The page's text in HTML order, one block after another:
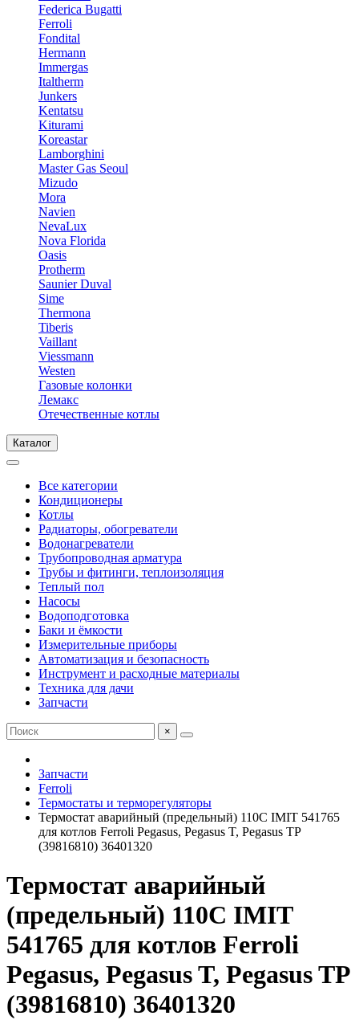
Federica Bugatti
Ferroli
Fondital
Hermann
Immergas
Italtherm
Junkers
Kentatsu
Kiturami
Koreastar
Lamborghini
Master Gas Seoul
Mizudo
Mora
Navien
NevaLux
Nova Florida
Oasis
Protherm
Saunier Duval
Sime
Thermona
Tiberis
Vaillant
Viessmann
Westen
Газовые колонки
Лемакс
Отечественные котлы
Каталог
Все категории
Кондиционеры
Котлы
Радиаторы, обогреватели
Водонагреватели
Трубопроводная арматура
Трубы и фитинги, теплоизоляция
Теплый пол
Насосы
Водоподготовка
Баки и ёмкости
Измерительные приборы
Автоматизация и безопасность
Инструмент и расходные материалы
Техника для дачи
Запчасти
×
Запчасти
Ferroli
Термостаты и терморегуляторы
Термостат аварийный (предельный) 110C IMIT 541765
для котлов Ferroli Pegasus, Pegasus T, Pegasus TP
(39816810) 36401320
Термостат аварийный
(предельный) 110C IMIT
541765 для котлов Ferroli
Pegasus, Pegasus T, Pegasus TP
(39816810) 36401320